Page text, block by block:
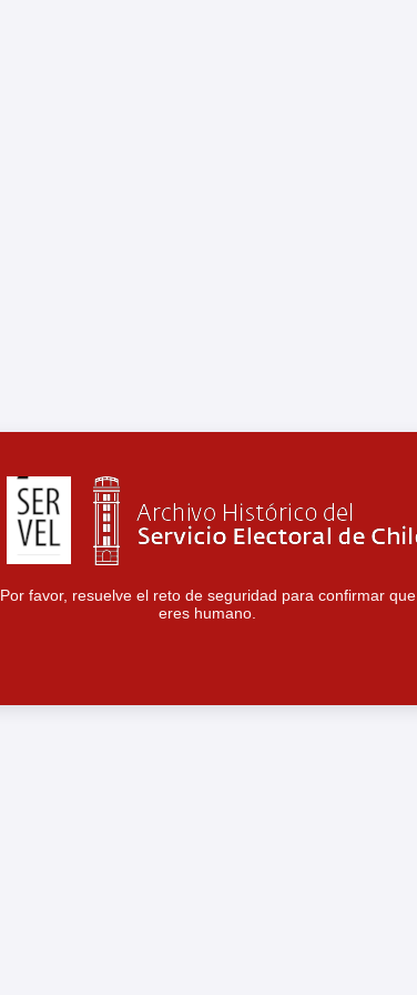
Por favor, resuelve el reto de seguridad para confirmar que
eres humano.